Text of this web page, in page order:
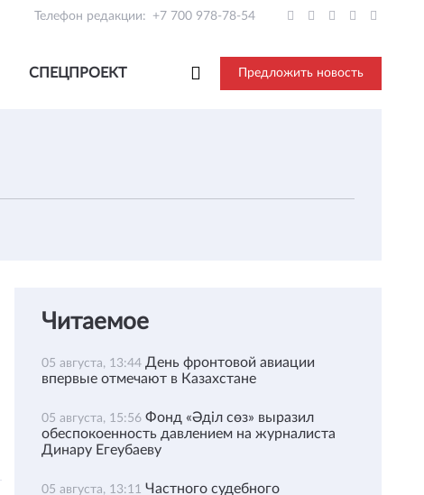
Телефон редакции: +7 700 978-78-54
СПЕЦПРОЕКТ Предложить новость
Читаемое
05 августа, 13:44 День фронтовой авиации
впервые отмечают в Казахстане
05 августа, 15:56 Фонд «Әділ сөз» выразил
обеспокоенность давлением на журналиста
Динару Егеубаеву
05 августа, 13:11 Частного судебного